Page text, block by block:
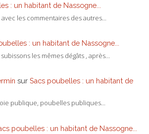
: un habitant de Nassogne...
les commentaires des autres...
: un habitant de Nassogne...
les mêmes dégâts , après...
sur Sacs poubelles : un habitant de
publique, poubelles publiques...
poubelles : un habitant de Nassogne...